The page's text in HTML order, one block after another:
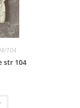
104
str 104